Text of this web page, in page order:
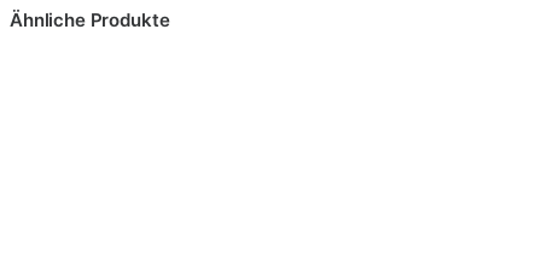
Ähnliche Produkte